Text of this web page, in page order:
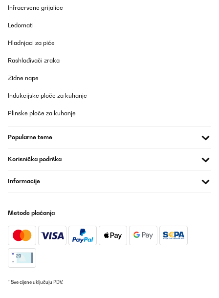
Funktionieren (jedenfalls beim Test), lassen sich Dank der
Batterien bleibt abzuwarten. Vorerst klare Kaufempfehlung.
So nach fünf Jahren gebe ich jetzt eine Rezession zu den
noch in Betrieb bei uns im Haus. Und alle noch mit der ersten
Batterie. Ich bin mal gespannt wann die ersten ausfallen. Bis jetzt
bedenkenlos kaufen. Von uns gibt es eine klare Kaufempfehlung.
Prevedi
POTVRĐENI PREGLED
13/05/2025
Super Handhabung leicht zu installieren
Amazon-Benutzer
Infracrvene grijalice
Ledomati
Hladnjaci za piće
Rashlađivači zraka
Zidne nape
Indukcijske ploče za kuhanje
Plinske ploče za kuhanje
Popularne teme
Korisnička podrška
Informacije
Metode plaćanja
* Sve cijene uključuju PDV.